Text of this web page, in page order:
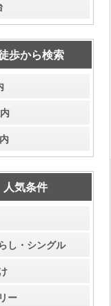
歩から検索
人気条件
し・シングル
ー